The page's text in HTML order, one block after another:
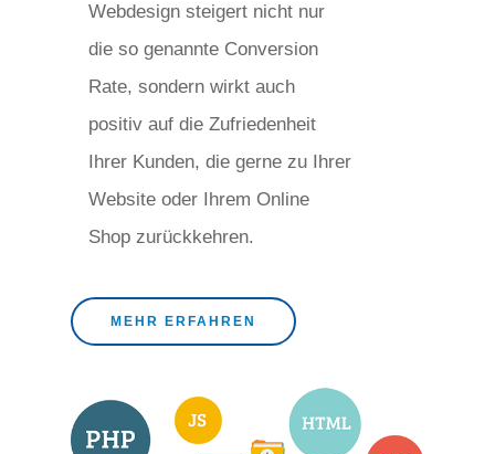
Webdesign steigert nicht nur
die so genannte Conversion
Rate, sondern wirkt auch
positiv auf die Zufriedenheit
Ihrer Kunden, die gerne zu Ihrer
Website oder Ihrem Online
Shop zurückkehren.
MEHR ERFAHREN